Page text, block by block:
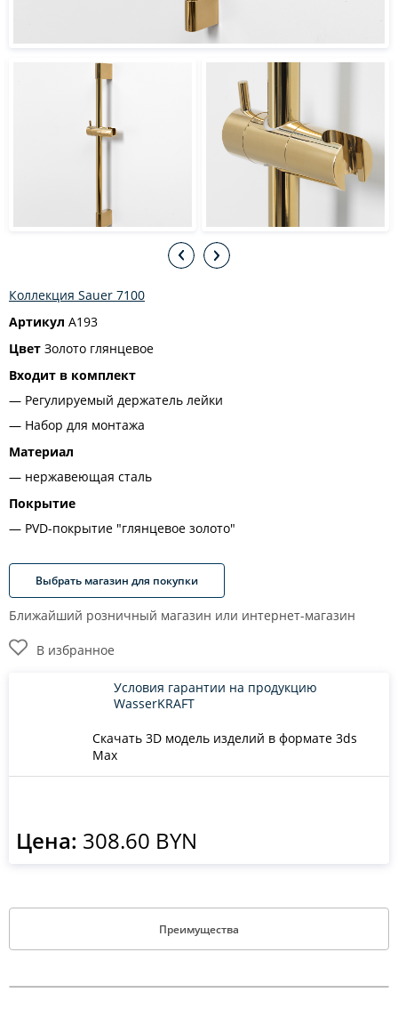
Коллекция Sauer 7100
Артикул A193
Цвет Золото глянцевое
Входит в комплект
Регулируемый держатель лейки
Набор для монтажа
Материал
нержавеющая сталь
Покрытие
PVD-покрытие "глянцевое золото"
Выбрать магазин для покупки
Ближайший розничный магазин или интернет-магазин
В избранное
Скачать 3D модель изделий в формате 3ds
Max
Условия гарантии на продукцию
WasserKRAFT
Цена: 308.60 BYN
Преимущества